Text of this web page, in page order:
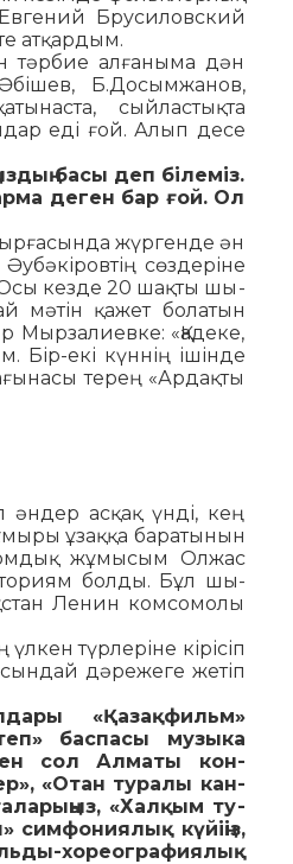
Бруси­ловский
атқардым.
тәрбие алғаныма дән
Б.До­сымжанов,
сыйластықта
еді ғой. Алып десе
басы деп білеміз.
деген бар ғой. Ол
жүргенде ән
сөздеріне
Осы кезде 20 шақты шы­
мәтін қажет болатын
Мырзалиевке: «Қадеке,
Бір-екі күннің ішінде
терең «Ардақты
әндер асқақ үнді, кең
ұзаққа ба­­ратынын
жұмысым Олжас
болды. Бұл шы­
Ленин комсомолы
түрлеріне кі­рісіп
дәрежеге жетіп
«Қазақфильм»
бас­пасы музыка
сол Алматы кон­
«Отан туралы кан­
«Халқым ту­
күйіңіз,
хореографиялық